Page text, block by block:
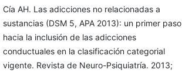
Cía AH. Las adicciones no relacionadas a
sustancias (DSM 5, APA 2013): un primer paso
hacia la inclusión de las adicciones
conductuales en la clasificación categorial
vigente. Revista de Neuro-Psiquiatría. 2013;